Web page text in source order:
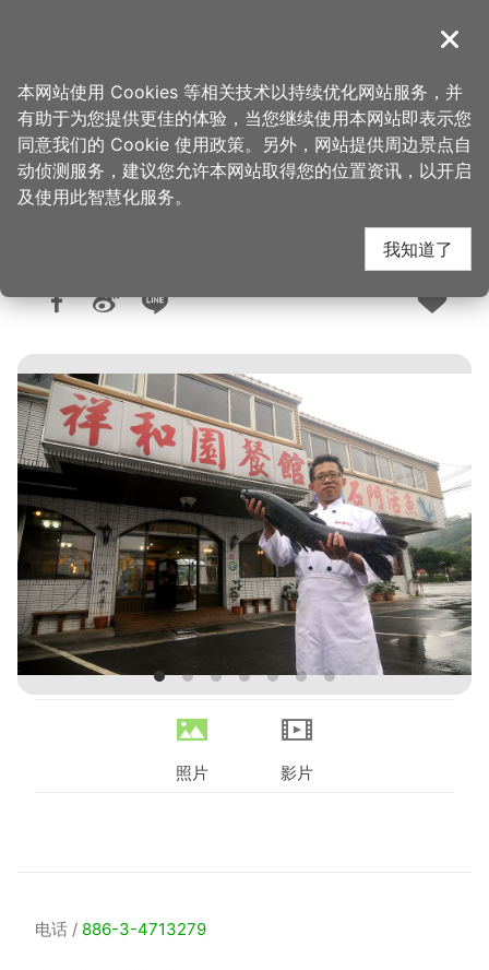
導覽
首页 > 想去的地方 > 美食、购物 > 美食快搜
祥和园活鱼餐厅
人气：3万
照片 影片
电话 886-3-4713279
关闭
本网站使用 Cookies 等相关技术以持续优化网站服务，并
有助于为您提供更佳的体验，当您继续使用本网站即表示您
同意我们的 Cookie 使用政策。另外，网站提供周边景点自
动侦测服务，建议您允许本网站取得您的位置资讯，以开启
及使用此智慧化服务。
我知道了